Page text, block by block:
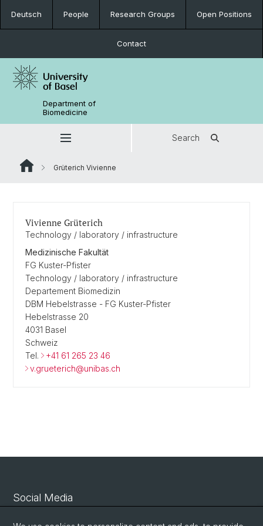
Deutsch People Research Groups Open Positions
Contact
Department of
Biomedicine
Search
Grüterich Vivienne
Vivienne Grüterich
Technology / laboratory / infrastructure
Medizinische Fakultät
FG Kuster-Pfister
Technology / laboratory / infrastructure
Departement Biomedizin
DBM Hebelstrasse - FG Kuster-Pfister
Hebelstrasse 20
4031 Basel
Schweiz
Tel.
+41 61 265 23 46
v.grueterich@unibas.ch
Social Media
Linkedin